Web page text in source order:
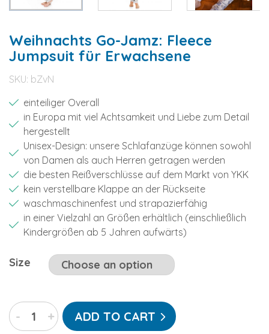
Weihnachts Go-Jamz: Fleece
Jumpsuit für Erwachsene
SKU: bZvN
einteiliger Overall
in Europa mit viel Achtsamkeit und Liebe zum Detail
hergestellt
Unisex-Design: unsere Schlafanzüge können sowohl
von Damen als auch Herren getragen werden
die besten Reißverschlüsse auf dem Markt von YKK
kein verstellbare Klappe an der Rückseite
waschmaschinenfest und strapazierfähig
in einer Vielzahl an Größen erhältlich (einschließlich
Kindergrößen ab 5 Jahren aufwärts)
Size
Weihnachts
Go-- + ADD TO CART